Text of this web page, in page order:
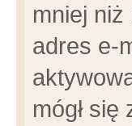
mniej niż
adres e-
mógł